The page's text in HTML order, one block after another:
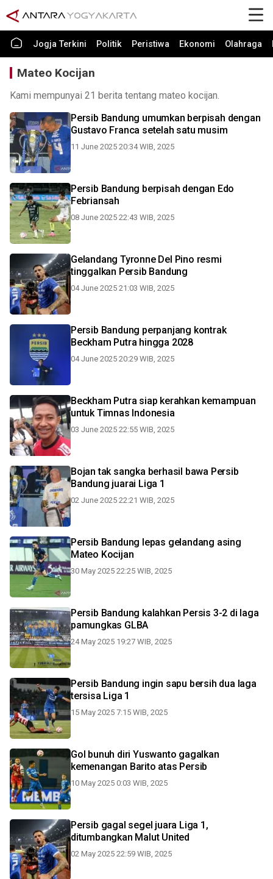
Jogja Terkini Politik Peristiwa Ekonomi Olahraga
Mateo Kocijan
Kami mempunyai 21 berita tentang mateo kocijan.
Persib Bandung umumkan berpisah dengan
Gustavo Franca setelah satu musim
11 June 2025 20:34 WIB, 2025
Persib Bandung berpisah dengan Edo
Febriansah
08 June 2025 22:43 WIB, 2025
Gelandang Tyronne Del Pino resmi
tinggalkan Persib Bandung
04 June 2025 21:03 WIB, 2025
Persib Bandung perpanjang kontrak
Beckham Putra hingga 2028
04 June 2025 20:29 WIB, 2025
Beckham Putra siap kerahkan kemampuan
untuk Timnas Indonesia
03 June 2025 22:55 WIB, 2025
Bojan tak sangka berhasil bawa Persib
Bandung juarai Liga 1
02 June 2025 22:21 WIB, 2025
Persib Bandung lepas gelandang asing
Mateo Kocijan
30 May 2025 22:25 WIB, 2025
Persib Bandung kalahkan Persis 3-2 di laga
pamungkas GLBA
24 May 2025 19:27 WIB, 2025
Persib Bandung ingin sapu bersih dua laga
tersisa Liga 1
15 May 2025 7:15 WIB, 2025
Gol bunuh diri Yuswanto gagalkan
kemenangan Barito atas Persib
10 May 2025 0:03 WIB, 2025
Persib gagal segel juara Liga 1,
ditumbangkan Malut United
02 May 2025 22:59 WIB, 2025